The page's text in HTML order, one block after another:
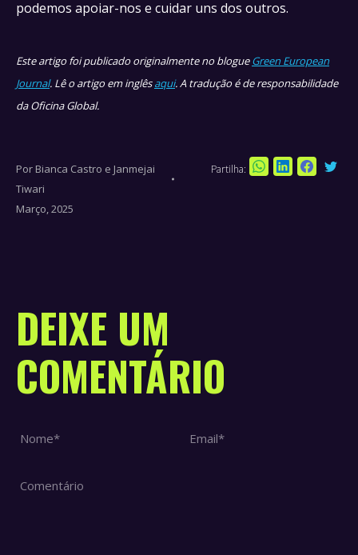
podemos apoiar-nos e cuidar uns dos outros.
Este artigo foi publicado originalmente no blogueGreen European
Journal. Lê o artigo em inglêsaqui. A tradução é de responsabilidade
da Oficina Global.
Por Bianca Castro e Janmejai
Tiwari
Março, 2025
Partilha:
ShareShareShare
DEIXE UM
COMENTÁRIO
Comentário
Nome * Email *